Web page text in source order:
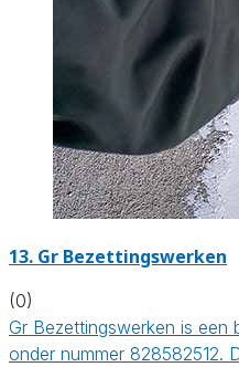
13. Gr Bezettingswerken
(0)
Gr Bezettingswerken is een
onder nummer 828582512.